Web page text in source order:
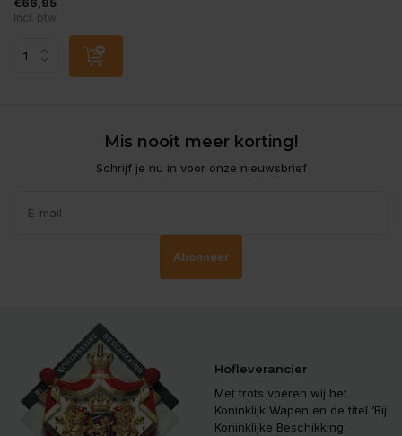
Incl. btw
Mis nooit meer korting!
Schrijf je nu in voor onze nieuwsbrief
Abonneer
Hofleverancier
Met trots voeren wij het
Koninklijk Wapen en de titel ‘Bij
Koninklijke Beschikking